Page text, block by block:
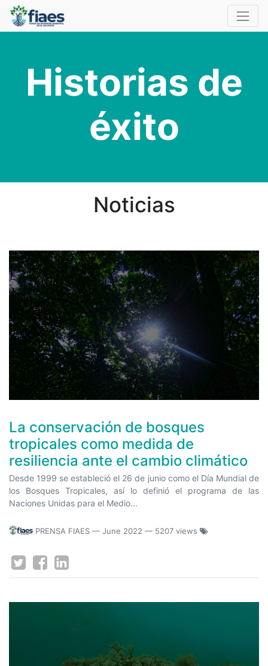
Historias de
éxito
Noticias
La conservación de bosques
tropicales como medida de
resiliencia ante el cambio climático
Desde 1999 se estableció el 26 de junio como el Día Mundial de
los Bosques Tropicales, así lo definió el programa de las
Naciones Unidas para el Medio...
PRENSA FIAES — June 2022 — 5207 views